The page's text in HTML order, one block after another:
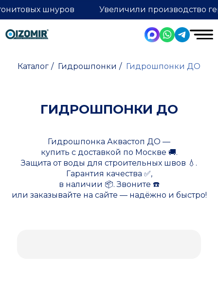
Увеличили производство
шнуров
Каталог / Гидрошпонки / Гидрошпонки ДО
ГИДРОШПОНКИ ДО
Гидрошпонка Аквастоп ДО —
купить с доставкой по Москве 🚚.
Защита от воды для строительных швов 💧.
Гарантия качества ✅,
в наличии 📦. Звоните ☎️
или заказывайте на сайте — надёжно и быстро!